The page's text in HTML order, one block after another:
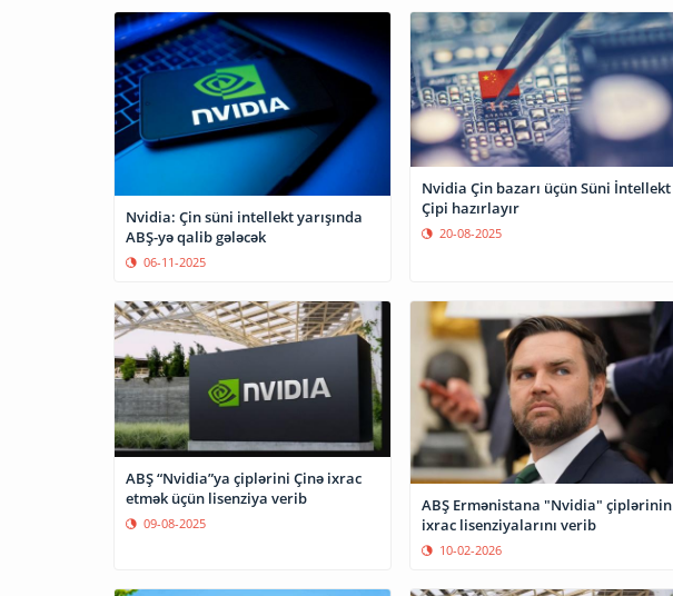
Nvidia: Çin süni intellekt yarışında
ABŞ-yə qalib gələcək
06-11-2025
Nvidia Çin bazarı üçün Süni İntellekt
Çipi hazırlayır
20-08-2025
ABŞ “Nvidia”ya çiplərini Çinə ixrac
etmək üçün lisenziya verib
09-08-2025
ABŞ Ermənistana "Nvidia" çiplərinin
ixrac lisenziyalarını verib
10-02-2026